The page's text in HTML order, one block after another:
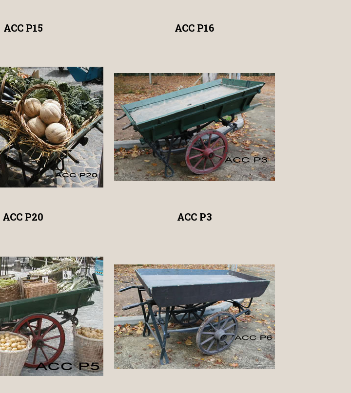
ACC P15 ACC P16
ACC P20 ACC P3